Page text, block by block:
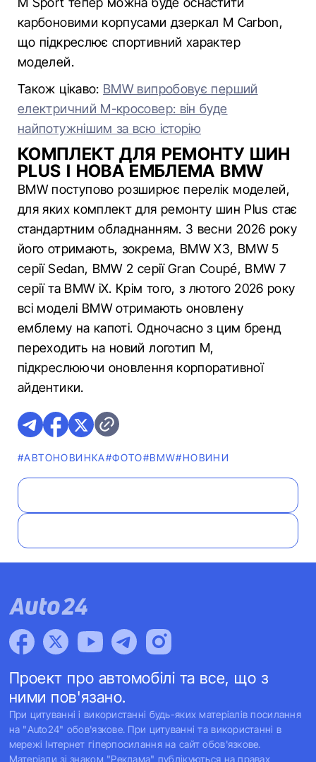
карбоновими корпусами дзеркал M Carbon,
що підкреслює спортивний характер
моделей.
Також цікаво: BMW випробовує перший
електричний M-кросовер: він буде
найпотужнішим за всю історію
КОМПЛЕКТ ДЛЯ РЕМОНТУ ШИН
PLUS І НОВА ЕМБЛЕМА BMW
BMW поступово розширює перелік моделей,
для яких комплект для ремонту шин Plus стає
стандартним обладнанням. З весни 2026 року
його отримають, зокрема, BMW X3, BMW 5
серії Sedan, BMW 2 серії Gran Coupé, BMW 7
серії та BMW iX. Крім того, з лютого 2026 року
всі моделі BMW отримають оновлену
емблему на капоті. Одночасно з цим бренд
переходить на новий логотип M,
підкреслюючи оновлення корпоративної
айдентики.
#АВТОНОВИНКА#ФОТО#BMW#НОВИНИ
Проект про автомобілі та все, що з
ними пов'язано.
При цитуванні і використанні будь-яких матеріалів посилання
на "Auto24" обов'язкове. При цитуванні та використанні в
мережі Інтернет гіперпосилання на сайт обов'язкове.
Матеріали зі знаком "Реклама" публікуються на правах